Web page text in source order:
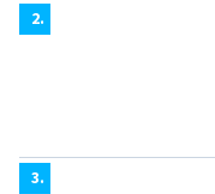
2.
3.